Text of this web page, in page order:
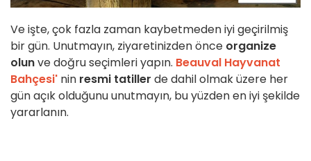
Ve işte, çok fazla zaman kaybetmeden iyi geçirilmiş
bir gün. Unutmayın, ziyaretinizden önce organize
olunve doğru seçimleri yapın. Beauval Hayvanat
Bahçesi' nin resmi tatiller de dahil olmak üzere her
gün açık olduğunu unutmayın, bu yüzden en iyi şekilde
yararlanın.